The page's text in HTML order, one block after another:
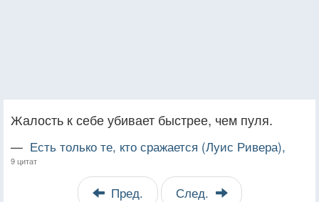
Жалость к себе убивает быстрее, чем пуля.
— Есть только те, кто сражается (Луис Ривера),
9 цитат
Пред. След.